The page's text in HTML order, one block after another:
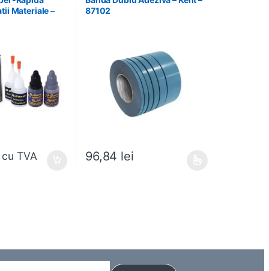
în pagina produsului.
Materiale –
cu TVA
87102
96,84 lei
Acest produs are mai multe variații. Opțiunile